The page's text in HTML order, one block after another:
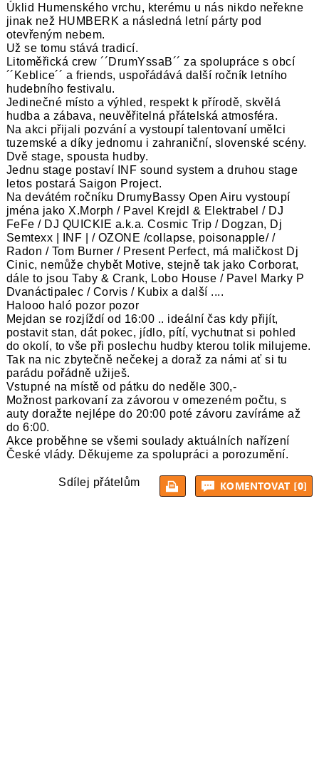
Úklid Humenského vrchu, kterému u nás nikdo neřekne
jinak než HUMBERK a následná letní párty pod
otevřeným nebem.
Už se tomu stává tradicí.
Litoměřická crew ´´DrumYssaB´´ za spolupráce s obcí
´´Keblice´´ a friends, uspořádává další ročník letního
hudebního festivalu.
Jedinečné místo a výhled, respekt k přírodě, skvělá
hudba a zábava, neuvěřitelná přátelská atmosféra.
Na akci přijali pozvání a vystoupí talentovaní umělci
tuzemské a díky jednomu i zahraniční, slovenské scény.
Dvě stage, spousta hudby.
Jednu stage postaví INF sound system a druhou stage
letos postará Saigon Project.
Na devátém ročníku DrumyBassy Open Airu vystoupí
jména jako X.Morph / Pavel Krejdl & Elektrabel / DJ
FeFe / DJ QUICKIE a.k.a. Cosmic Trip / Dogzan, Dj
Semtexx | INF | / OZONE /collapse, poisonapple/ /
Radon / Tom Burner / Present Perfect, má maličkost Dj
Cinic, nemůže chybět Motive, stejně tak jako Corborat,
dále to jsou Taby & Crank, Lobo House / Pavel Marky P
Dvanáctipalec / Corvis / Kubix a další ....
Halooo haló pozor pozor
Mejdan se rozjíždí od 16:00 .. ideální čas kdy přijít,
postavit stan, dát pokec, jídlo, pítí, vychutnat si pohled
do okolí, to vše při poslechu hudby kterou tolik milujeme.
Tak na nic zbytečně nečekej a doraž za námi ať si tu
parádu pořádně užiješ.
Vstupné na místě od pátku do neděle 300,-
Možnost parkovaní za závorou v omezeném počtu, s
auty doražte nejlépe do 20:00 poté závoru zavíráme až
do 6:00.
Akce proběhne se všemi soulady aktuálních nařízení
České vlády. Děkujeme za spolupráci a porozumění.
Sdílej přátelům